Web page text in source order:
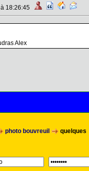
18:26:45
Alex
photo bouvreuil
quelques